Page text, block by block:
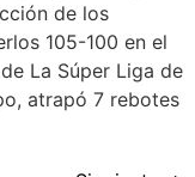
de los
105-100 en el
La Súper Liga de
atrapó 7 rebotes